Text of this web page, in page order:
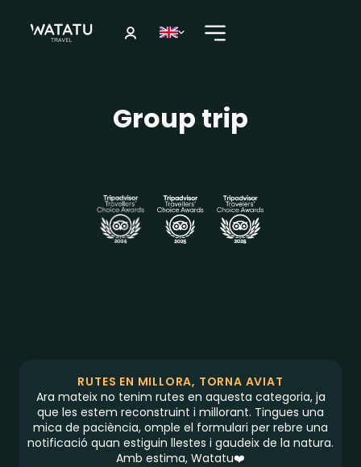
Group trip
RUTES EN MILLORA, TORNA AVIAT
Ara mateix no tenim rutes en aquesta categoria, ja
que les estem reconstruint i millorant. Tingues una
mica de paciència, omple el formulari per rebre una
notificació quan estiguin llestes i gaudeix de la natura.
Amb estima, Watatu❤️